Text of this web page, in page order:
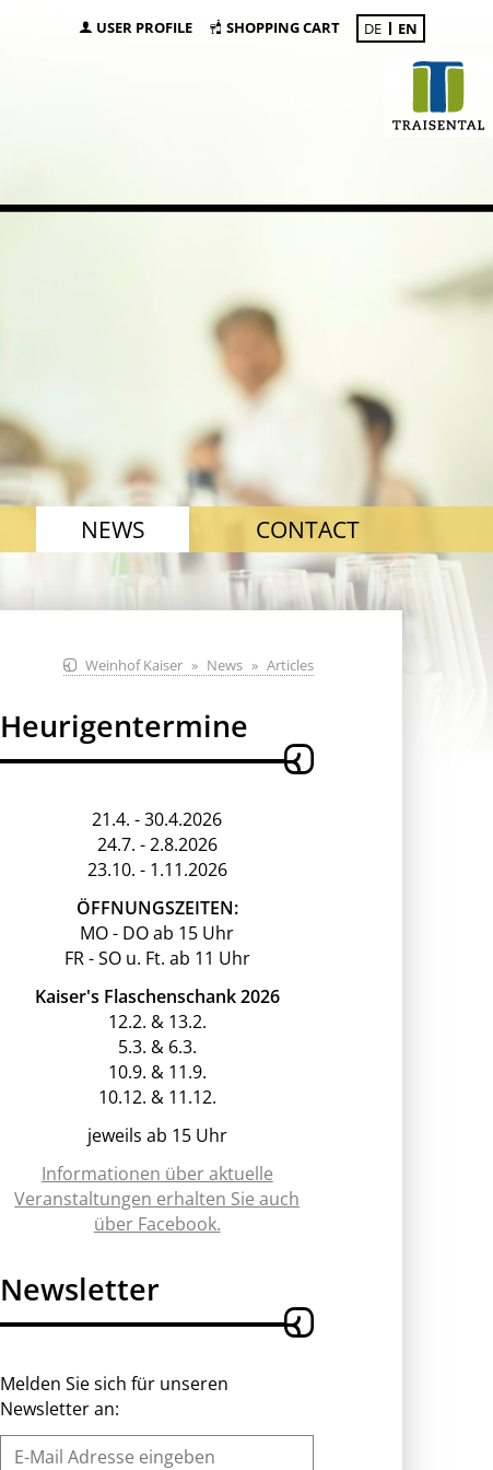
DE EN
SHOPPING CART
USER PROFILE
NEWS CONTACT
Weinhof Kaiser News Articles
Heurigentermine
21.4. - 30.4.2026
24.7. - 2.8.2026
23.10. - 1.11.2026
ÖFFNUNGSZEITEN:
MO - DO ab 15 Uhr
FR - SO u. Ft. ab 11 Uhr
Kaiser's Flaschenschank 2026
12.2. & 13.2.
5.3. & 6.3.
10.9. & 11.9.
10.12. & 11.12.
jeweils ab 15 Uhr
Informationen über aktuelle
Veranstaltungen erhalten Sie auch
über Facebook.
Newsletter
Melden Sie sich für unseren
Newsletter an: